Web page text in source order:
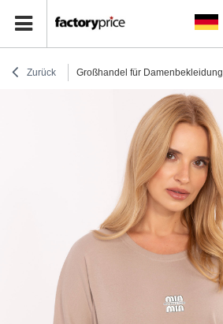
Zurück Großhandel für Damenbekleidung